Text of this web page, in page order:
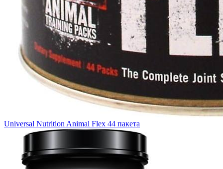
Universal Nutrition Animal Flex 44 пакета